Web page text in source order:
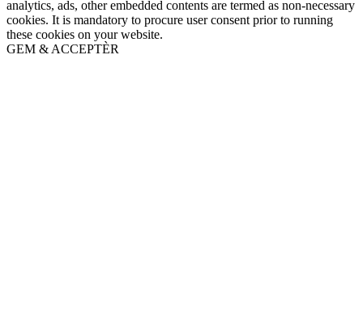
analytics, ads, other embedded contents are termed as non-necessary
cookies. It is mandatory to procure user consent prior to running
these cookies on your website.
GEM & ACCEPTÈR